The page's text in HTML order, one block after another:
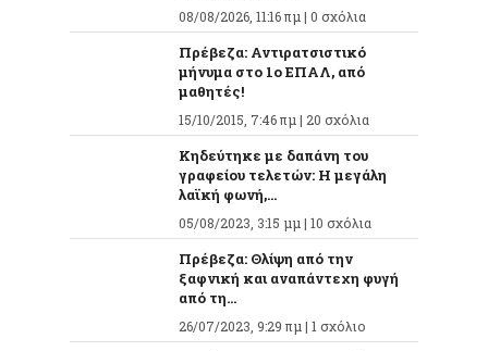
08/08/2026, 11:16 πμ | 0 σχόλια
Πρέβεζα: Αντιρατσιστικό
μήνυμα στο 1ο ΕΠΑΛ, από
μαθητές!
15/10/2015, 7:46 πμ | 20 σχόλια
Κηδεύτηκε με δαπάνη του
γραφείου τελετών: Η μεγάλη
λαϊκή φωνή,...
05/08/2023, 3:15 μμ | 10 σχόλια
Πρέβεζα: Θλίψη από την
ξαφνική και αναπάντεχη φυγή
από τη...
26/07/2023, 9:29 πμ | 1 σχόλιο